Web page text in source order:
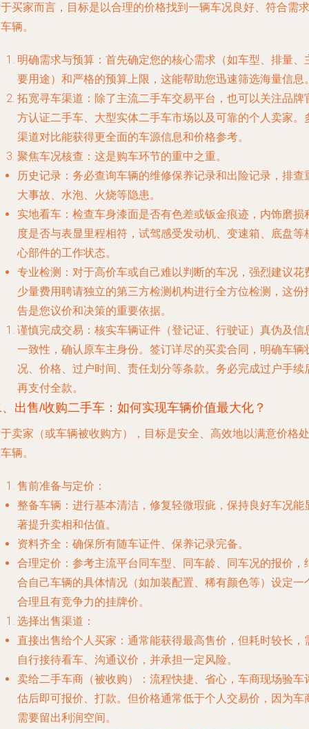
买家而言，目标是以合理的价格找到一辆车况良好、符合需求
辆。
明确需求与预算 ：首先确定您的核心需求（如车型、排量、
要用途）和严格的预算上限，这能帮助您迅速筛选海量信息
拓宽寻车渠道 ：除了主流二手车交易平台，也可以关注品牌
方认证二手车、大型实体二手车市场以及可靠的个人卖家。
渠道对比能获得更全面的车源信息和价格参考。
聚焦车况核查 ：这是购车环节的重中之重。
历史记录 ：务必查询车辆的维修保养记录和出险记录，排查
大事故、水泡、火烧等隐患。
实地看车 ：检查车身漆面是否有色差或钣金痕迹，内饰磨损
度是否与表显里程相符，试驾感受发动机、变速箱、底盘等
心部件的工作状态。
专业检测 ：对于高价车或自己难以判断的车况，强烈建议花
少量费用聘请独立的第三方检测机构进行全方位检测，这份
告是您议价和决策的重要依据。
谨慎完成交易 ：核实车辆证件（登记证、行驶证）真伪及信
一致性，确认原车主身份。签订详尽的买卖合同，明确车辆
况、价格、过户时间、责任划分等条款。务必完成过户手续
再支付全款。
出售/收购二手车：如何实现车辆价值最大化？
卖家（或车辆被收购方），目标是安全、高效地以满意价格处
辆。
售前准备与定价 ：
整备车辆 ：进行基本清洁，修复轻微瑕疵，保持良好车况能
著提升卖相和估值。
资料齐全 ：确保所有随车证件、保养记录完备。
合理定价 ：参考主流平台同车型、同车龄、同车况的报价，
合自己车辆的具体情况（如加装配置、稀有颜色等）设定一
合理且有竞争力的挂牌价。
选择出售渠道 ：
直接出售给个人买家 ：通常能获得最高售价，但耗时较长，
自行接待看车、沟通议价，并承担一定风险。
卖给二手车商（被收购）
：流程快捷、省心，车商现场验车
估后即可报价、打款。但价格通常低于个人交易价，因为车
需要留出利润空间。